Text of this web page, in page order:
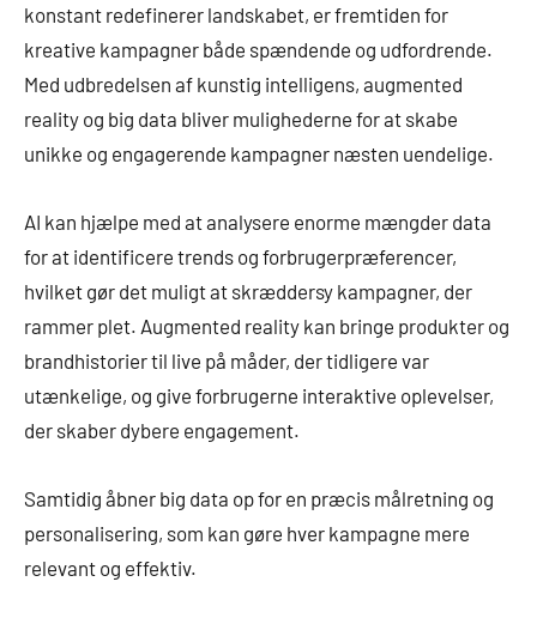
konstant redefinerer landskabet, er fremtiden for
kreative kampagner både spændende og udfordrende.
Med udbredelsen af kunstig intelligens, augmented
reality og big data bliver mulighederne for at skabe
unikke og engagerende kampagner næsten uendelige.
AI kan hjælpe med at analysere enorme mængder data
for at identificere trends og forbrugerpræferencer,
hvilket gør det muligt at skræddersy kampagner, der
rammer plet. Augmented reality kan bringe produkter og
brandhistorier til live på måder, der tidligere var
utænkelige, og give forbrugerne interaktive oplevelser,
der skaber dybere engagement.
Samtidig åbner big data op for en præcis målretning og
personalisering, som kan gøre hver kampagne mere
relevant og effektiv.